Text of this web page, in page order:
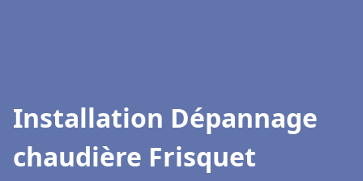
Installation Dépannage
chaudière Frisquet